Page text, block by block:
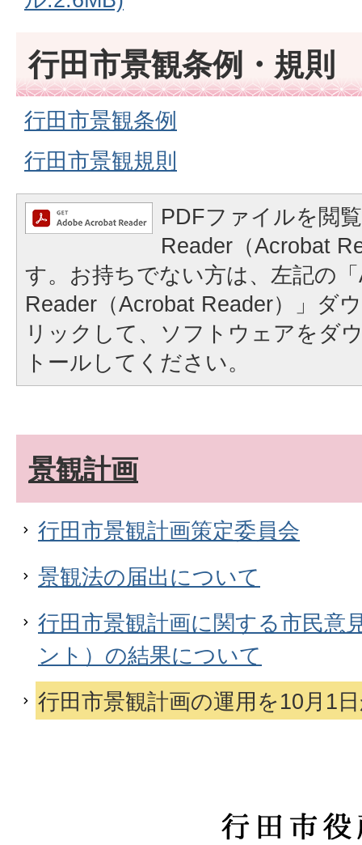
行田市景観条例・規則
行田市景観条例
行田市景観規則
PDFファイルを閲
Reader（Acrobat
す。お持ちでない方は、左記の
Reader（Acrobat Reader）」ダ
リックして、ソフトウェアをダ
トールしてください。
景観計画
行田市景観計画策定委員会
景観法の届出について
行田市景観計画に関する市民意
ント）の結果について
行田市景観計画の運用を10月1
行